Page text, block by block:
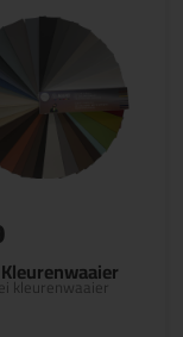
kleurenwaaier